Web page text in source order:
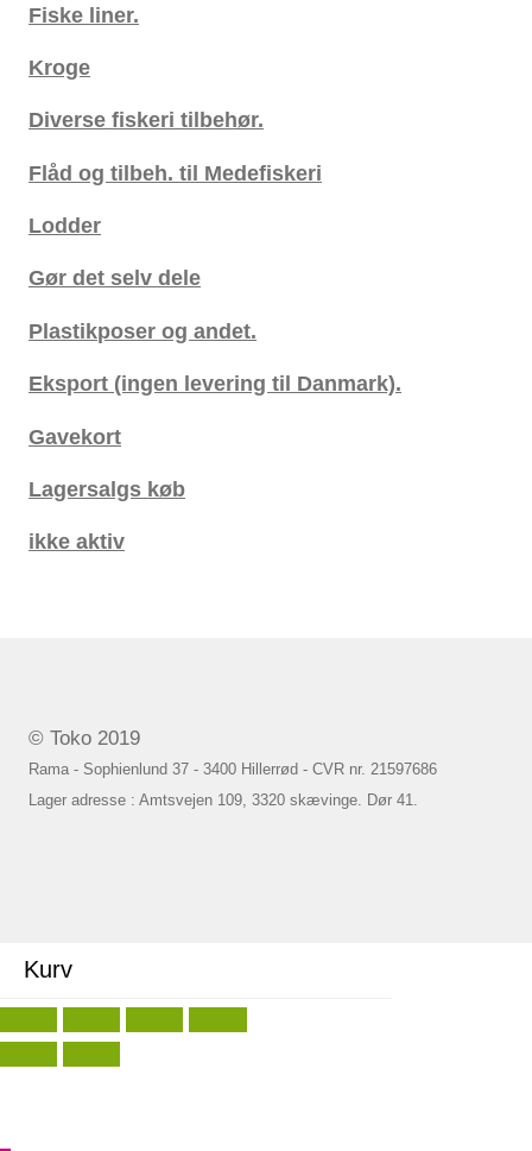
Fiske liner.
Kroge
Diverse fiskeri tilbehør.
Flåd og tilbeh. til Medefiskeri
Lodder
Gør det selv dele
Plastikposer og andet.
Eksport (ingen levering til Danmark).
Gavekort
Lagersalgs køb
ikke aktiv
© Toko 2019
Rama - Sophienlund 37 - 3400 Hillerrød - CVR nr. 21597686
Lager adresse : Amtsvejen 109, 3320 skævinge. Dør 41.
Kurv